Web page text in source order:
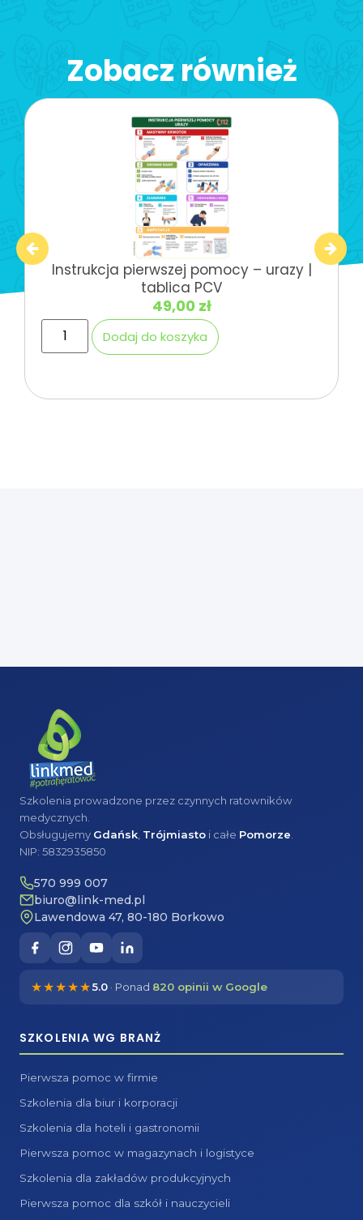
Zobacz również
Instrukcja pierwszej pomocy – urazy |
tablica PCV
49,00 zł
Dodaj do koszyka
Szkolenia prowadzone przez czynnych ratowników
medycznych.
Obsługujemy Gdańsk Trójmiasto i całe Pomorze
NIP: 5832935850
570 999 007
biuro@link-med.pl
Lawendowa 47, 80-180 Borkowo
★★★★★5.0 · Ponad 820 opinii w Google
SZKOLENIA WG BRANŻ
Pierwsza pomoc w firmie
Szkolenia dla biur i korporacji
Szkolenia dla hoteli i gastronomii
Pierwsza pomoc w magazynach i logistyce
Szkolenia dla zakładów produkcyjnych
Pierwsza pomoc dla szkół i nauczycieli